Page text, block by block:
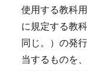
使用する教科
に規定する教
同じ。）の発
当するものを